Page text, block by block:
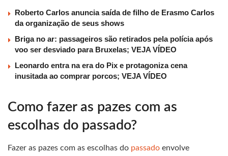
Roberto Carlos anuncia saída de filho de Erasmo Carlos
da organização de seus shows
Briga no ar: passageiros são retirados pela polícia após
voo ser desviado para Bruxelas; VEJA VÍDEO
Leonardo entra na era do Pix e protagoniza cena
inusitada ao comprar porcos; VEJA VÍDEO
Como fazer as pazes com as
escolhas do passado?
Fazer as pazes com as escolhas do passado envolve